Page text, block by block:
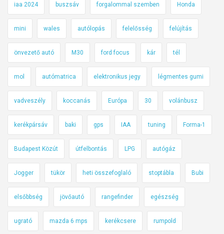
iaa 2024 buszsáv forgalommal szemben Honda
mini wales autólopás felelősség felújítás
önvezető autó M30 ford focus kár tél
mol autómatrica elektronikus jegy légmentes gumi
vadveszély koccanás Európa 30 volánbusz
kerékpársáv baki gps IAA tuning Forma-1
Budapest Közút útfelbontás LPG autógáz
Jogger tükör heti összefoglaló stoptábla Bubi
elsőbbség jövőautó rangefinder egészség
ugrató mazda 6 mps kerékcsere rumpold